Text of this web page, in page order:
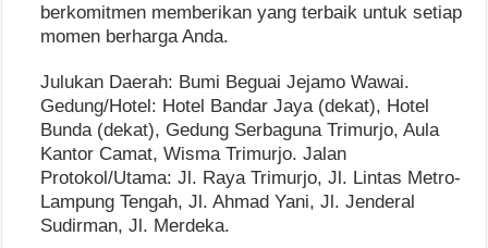
berkomitmen memberikan yang terbaik untuk setiap
momen berharga Anda.
Julukan Daerah: Bumi Beguai Jejamo Wawai.
Gedung/Hotel: Hotel Bandar Jaya (dekat), Hotel
Bunda (dekat), Gedung Serbaguna Trimurjo, Aula
Kantor Camat, Wisma Trimurjo. Jalan
Protokol/Utama: Jl. Raya Trimurjo, Jl. Lintas Metro-
Lampung Tengah, Jl. Ahmad Yani, Jl. Jenderal
Sudirman, Jl. Merdeka.